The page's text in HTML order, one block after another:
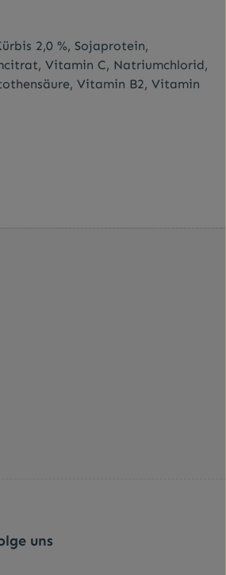
2,0 %, Sojaprotein,
Vitamin C, Natriumchlorid,
Vitamin B2, Vitamin
uns